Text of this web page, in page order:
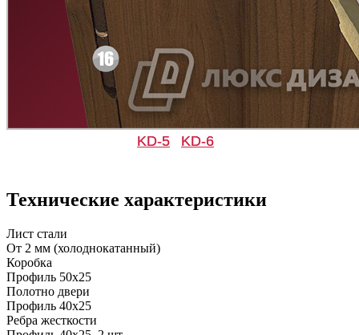
KD-5 KD-6
Технические характеристики
Лист стали
От 2 мм (холоднокатанный)
Коробка
Профиль 50х25
Полотно двери
Профиль 40х25
Ребра жесткости